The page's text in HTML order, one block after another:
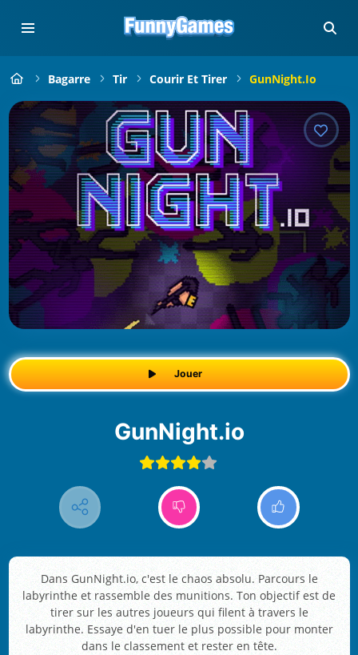
Bagarre Tir Courir Et Tirer GunNight.io
Jouer
GunNight.io
Dans GunNight.io, c'est le chaos absolu. Parcours le
labyrinthe et rassemble des munitions. Ton objectif est de
tirer sur les autres joueurs qui filent à travers le
labyrinthe. Essaye d'en tuer le plus possible pour monter
dans le classement et rester en tête.